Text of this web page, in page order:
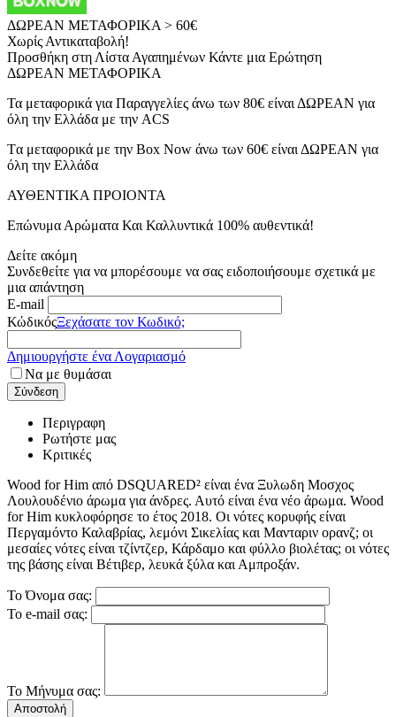
ΔΩΡΕΑΝ ΜΕΤΑΦΟΡΙΚΑ > 60€
Χωρίς Αντικαταβολή!
Προσθήκη στη Λίστα Αγαπημένων Κάντε μια Ερώτηση
ΔΩΡΕΑΝ ΜΕΤΑΦΟΡΙΚΑ
Τα μεταφορικά για Παραγγελίες άνω των 80€ είναι ΔΩΡΕΑΝ για
όλη την Ελλάδα με την ACS
Tα μεταφορικά με την Box Now άνω των 60€ είναι ΔΩΡΕΑΝ για
όλη την Ελλάδα
ΑΥΘΕΝΤΙΚΑ ΠΡΟΙΟΝΤΑ
Επώνυμα Αρώματα Και Καλλυντικά 100% αυθεντικά!
Δείτε ακόμη
Συνδεθείτε για να μπορέσουμε να σας ειδοποιήσουμε σχετικά με
μια απάντηση
E-mail
ΚώδικόςΞεχάσατε τον Κωδικό;
Δημιουργήστε ένα Λογαριασμό
Να με θυμάσαι
Σύνδεση
Περιγραφη
Ρωτήστε μας
Κριτικές
Wood for Him από DSQUARED² είναι ένα Ξυλωδη Μοσχος
Λουλουδένιο άρωμα για άνδρες. Αυτό είναι ένα νέο άρωμα. Wood
for Him κυκλοφόρησε το έτος 2018. Οι νότες κορυφής είναι
Περγαμόντο Καλαβρίας, λεμόνι Σικελίας και Μανταριν ορανζ; οι
μεσαίες νότες είναι τζίντζερ, Κάρδαμο και φύλλο βιολέτας; οι νότες
της βάσης είναι Βέτιβερ, λευκά ξύλα και Αμπροξάν.
Το Όνομα σας:
Το e-mail σας:
Το Μήνυμα σας:
Αποστολή